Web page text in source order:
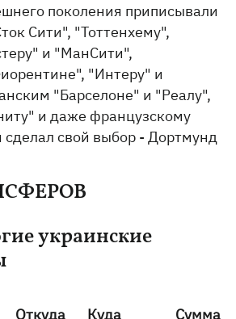
поколения приписывали
Сити", "Тоттенхему",
и "МанСити",
"Интеру" и
"Барселоне" и "Реалу",
и даже французскому
свой выбор - Дортмунд
украинские
Откуда Куда Сумма